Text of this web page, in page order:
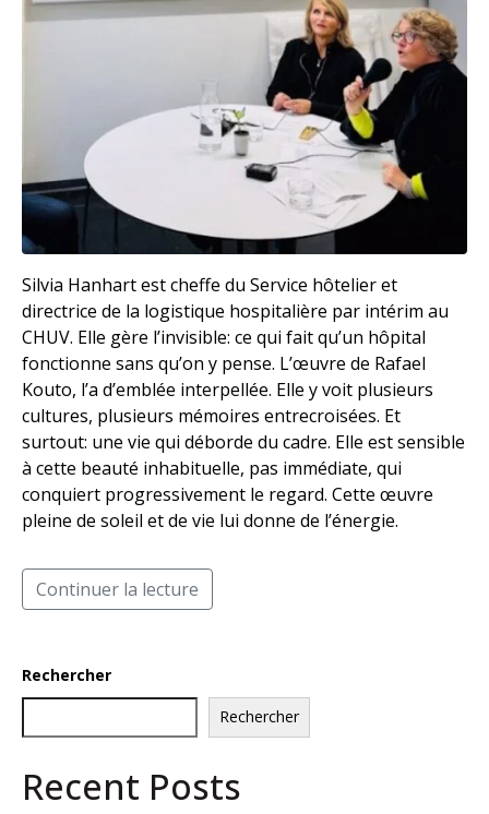
Silvia Hanhart est cheffe du Service hôtelier et
directrice de la logistique hospitalière par intérim au
CHUV. Elle gère l’invisible: ce qui fait qu’un hôpital
fonctionne sans qu’on y pense. L’œuvre de Rafael
Kouto, l’a d’emblée interpellée. Elle y voit plusieurs
cultures, plusieurs mémoires entrecroisées. Et
surtout: une vie qui déborde du cadre. Elle est sensible
à cette beauté inhabituelle, pas immédiate, qui
conquiert progressivement le regard. Cette œuvre
pleine de soleil et de vie lui donne de l’énergie.
Continuer la lecture
Rechercher
Rechercher
Recent Posts